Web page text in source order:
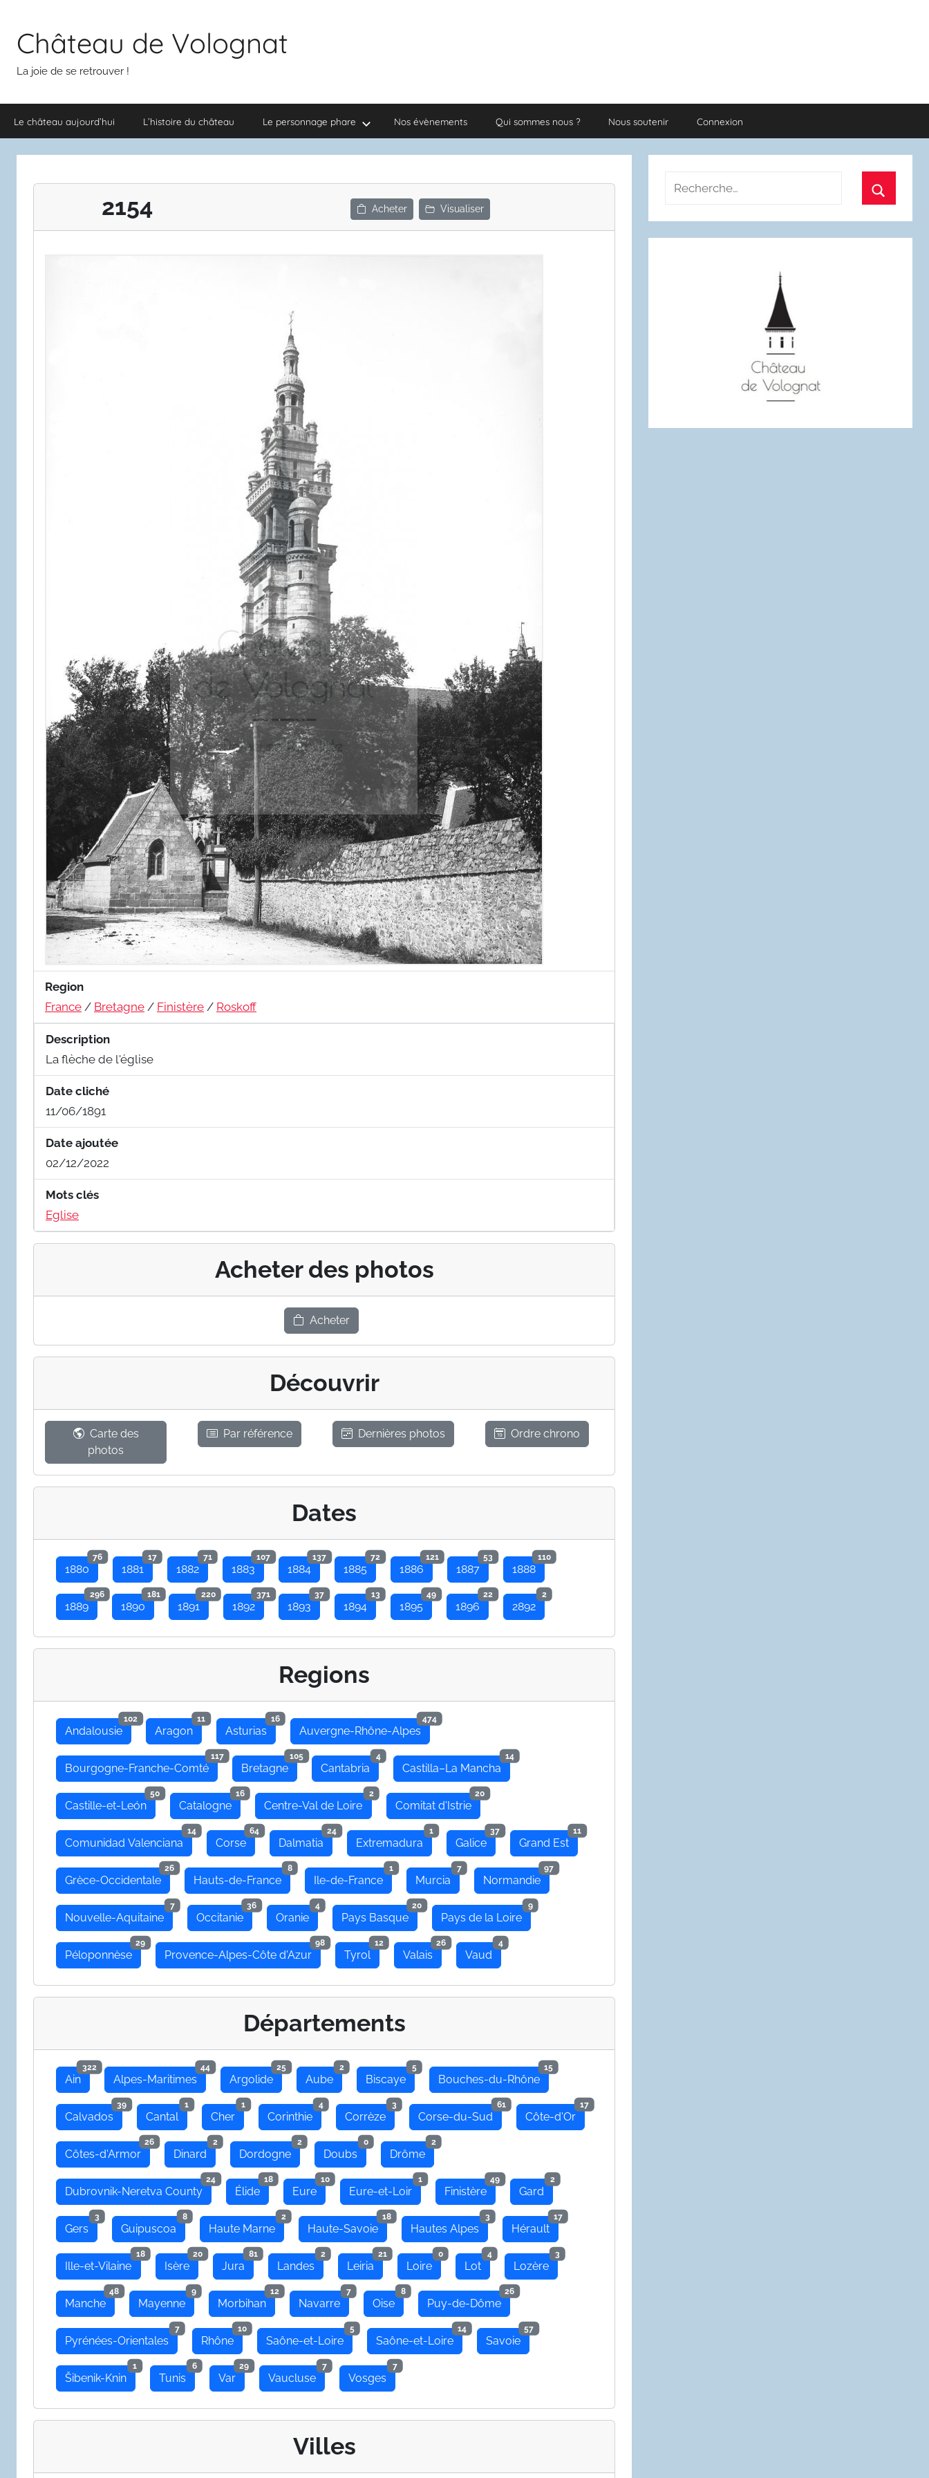
contenuChâteau de Volognat
La joie de se retrouver !
Le château aujourd’hui L’histoire du château Le personnage phare Nos évènements Qui sommes nous ? Nous soutenir Connexion
2154 Acheter Visualiser
Region
France / Bretagne / Finistère / Roskoff
Description
La flèche de l'église
Date cliché
11/06/1891
Date ajoutée
02/12/2022
Mots clés
Eglise
Acheter des photos
Acheter
Découvrir
Carte des
photos
Par référence Dernières photos Ordre chrono
Dates
1880
76
1881
17
1882
71
1883
107
1884
137
1885
72
1886
121
1887
53
1888
110
1889
296
1890
181
1891
220
1892
371
1893
37
1894
13
1895
49
1896
22
2892
2
Regions
Andalousie
102
Aragon
11
Asturias
16
Auvergne-Rhône-Alpes
474
Bourgogne-Franche-Comté
117
Bretagne
105
Cantabria
4
Castilla–La Mancha
14
Castille-et-León
50
Catalogne
16
Centre-Val de Loire
2
Comitat d'Istrie
20
Comunidad Valenciana
14
Corse
64
Dalmatia
24
Extremadura
1
Galice
37
Grand Est
11
Grèce-Occidentale
26
Hauts-de-France
8
Ile-de-France
1
Murcia
7
Normandie
97
Nouvelle-Aquitaine
7
Occitanie
36
Oranie
4
Pays Basque
20
Pays de la Loire
9
Péloponnèse
29
Provence-Alpes-Côte d'Azur
98
Tyrol
12
Valais
26
Vaud
4
Départements
Ain
322
Alpes-Maritimes
44
Argolide
25
Aube
2
Biscaye
5
Bouches-du-Rhône
15
Calvados
39
Cantal
1
Cher
1
Corinthie
4
Corrèze
3
Corse-du-Sud
61
Côte-d'Or
17
Côtes-d'Armor
26
Dinard
2
Dordogne
2
Doubs
0
Drôme
2
Dubrovnik-Neretva County
24
Élide
18
Eure
10
Eure-et-Loir
1
Finistère
49
Gard
2
Gers
3
Guipuscoa
8
Haute Marne
2
Haute-Savoie
18
Hautes Alpes
3
Hérault
17
Ille-et-Vilaine
18
Isère
20
Jura
81
Landes
2
Leiria
21
Loire
0
Lot
4
Lozère
3
Manche
48
Mayenne
9
Morbihan
12
Navarre
7
Oise
8
Puy-de-Dôme
26
Pyrénées-Orientales
7
Rhône
10
Saône-et-Loire
5
Saône-et-Loire
14
Savoie
57
Šibenik-Knin
1
Tunis
6
Var
29
Vaucluse
7
Vosges
7
Villes
Recherche
: